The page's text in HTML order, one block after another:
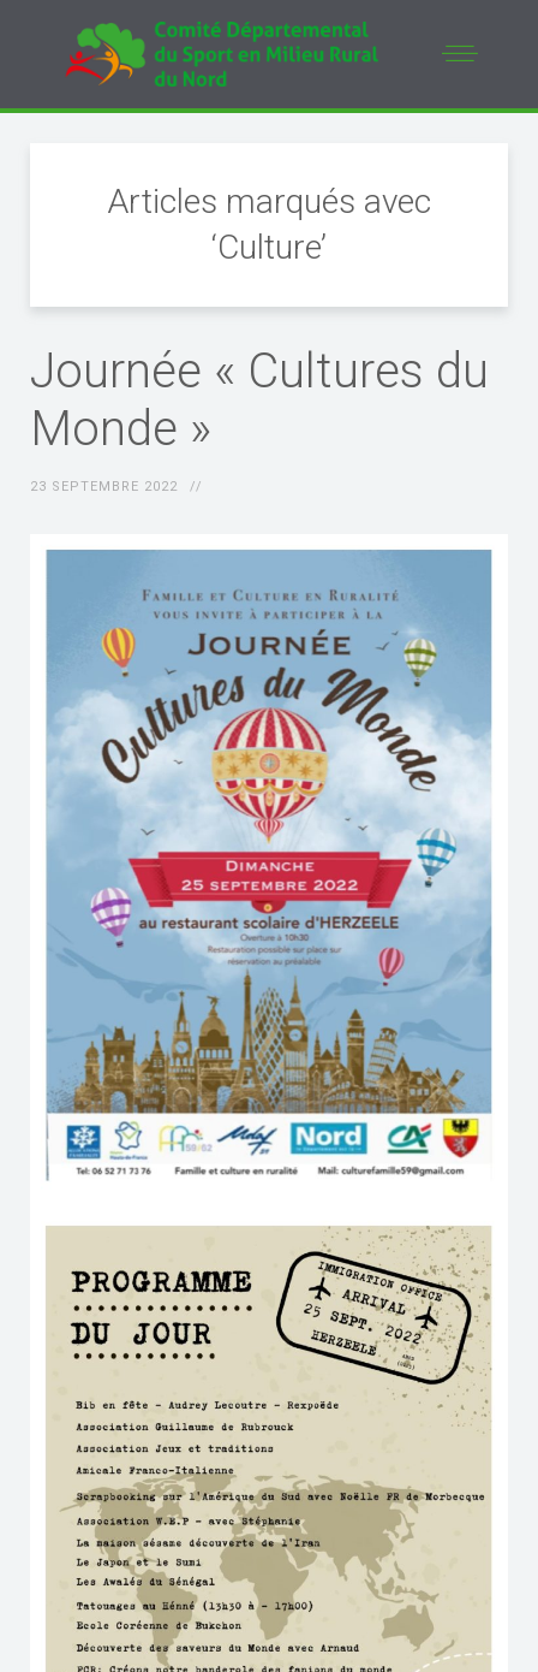
Articles marqués avec
‘Culture’
Journée « Cultures du
Monde »
23 SEPTEMBRE 2022